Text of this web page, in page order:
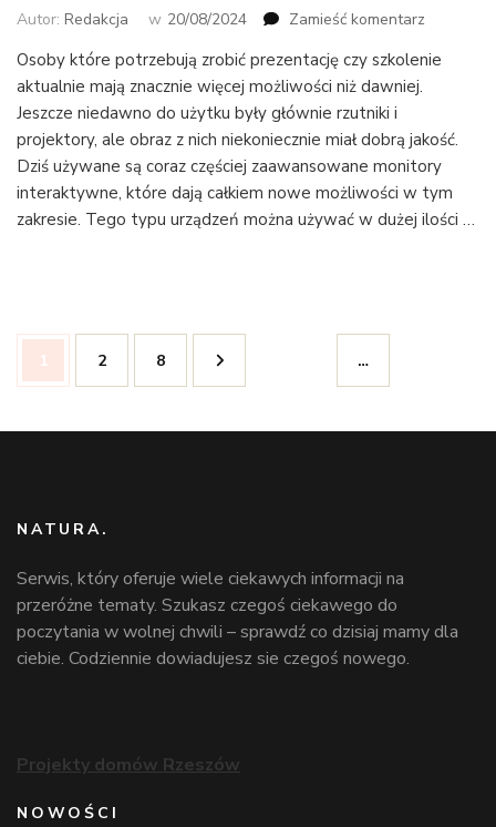
Autor: Redakcja w 20/08/2024 Zamieść komentarz
O
należy
pamiętać
podczas
wyboru
Osoby które potrzebują zrobić prezentację czy szkolenie
aktualnie mają znacznie więcej możliwości niż dawniej.
Jeszcze niedawno do użytku były głównie rzutniki i
projektory, ale obraz z nich niekoniecznie miał dobrą jakość.
Dziś używane są coraz częściej zaawansowane monitory
interaktywne, które dają całkiem nowe możliwości w tym
zakresie. Tego typu urządzeń można używać w dużej ilości …
Nawigacja
poStrona
1 Strona
2 …
Strona
8
NATURA.
Serwis, który oferuje wiele ciekawych informacji na
przeróżne tematy. Szukasz czegoś ciekawego do
poczytania w wolnej chwili – sprawdź co dzisiaj mamy dla
ciebie. Codziennie dowiadujesz sie czegoś nowego.
Projekty domów Rzeszów
NOWOŚCI